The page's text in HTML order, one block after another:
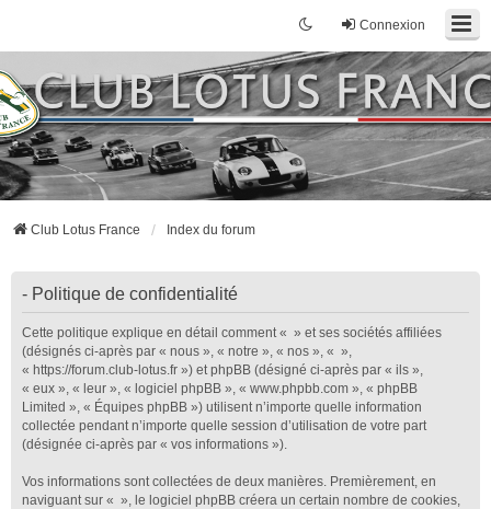
Connexion
Club Lotus France Index du forum
- Politique de confidentialité
Cette politique explique en détail comment « » et ses sociétés affiliées
(désignés ci-après par « nous », « notre », « nos », « »,
« https://forum.club-lotus.fr ») et phpBB (désigné ci-après par « ils »,
« eux », « leur », « logiciel phpBB », « www.phpbb.com », « phpBB
Limited », « Équipes phpBB ») utilisent n’importe quelle information
collectée pendant n’importe quelle session d’utilisation de votre part
(désignée ci-après par « vos informations »).
Vos informations sont collectées de deux manières. Premièrement, en
naviguant sur « », le logiciel phpBB créera un certain nombre de cookies,